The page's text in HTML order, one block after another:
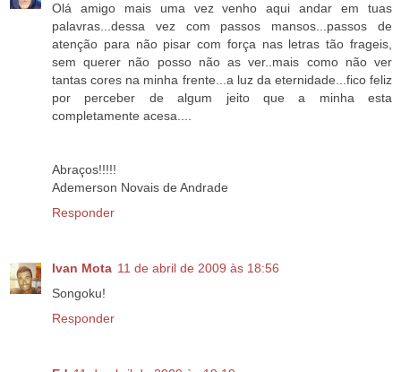
Olá amigo mais uma vez venho aqui andar em tuas
palavras...dessa vez com passos mansos...passos de
atenção para não pisar com força nas letras tão frageis,
sem querer não posso não as ver..mais como não ver
tantas cores na minha frente...a luz da eternidade...fico feliz
por perceber de algum jeito que a minha esta
completamente acesa....
Abraços!!!!!
Ademerson Novais de Andrade
Responder
Ivan Mota 11 de abril de 2009 às 18:56
Songoku!
Responder